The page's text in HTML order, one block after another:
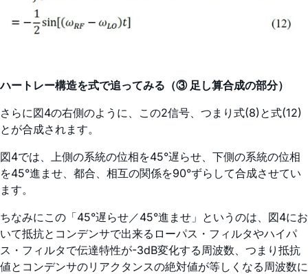
ハートレー構造を式で追ってみる（③ 足し算合成の部分）
さらに図4の右側のように、この2信号、つまり式(8)と式(12)
とが合成されます。
図4では、上側の系統の位相を45°遅らせ、下側の系統の位相
を45°進ませ、都合、相互の関係を90°ずらして合成させてい
ます。
ちなみにこの「45°遅らせ／45°進ませ」というのは、図4にお
いて抵抗とコンデンサで出来るローパス・フィルタやハイパ
ス・フィルタで伝達特性が-3dB変化する周波数、つまり抵抗
値とコンデンサのリアクタンスの絶対値が等しくなる周波数に